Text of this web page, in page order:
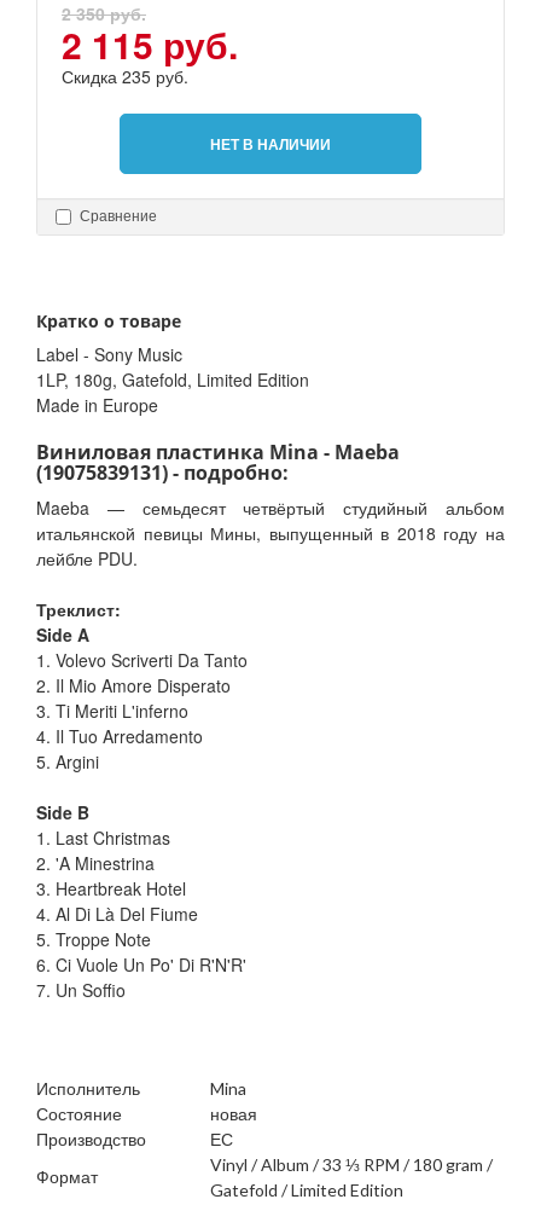
2 350 руб.
2 115 руб.
Скидка 235 руб.
НЕТ В НАЛИЧИИ
Сравнение
Кратко о товаре
Label - Sony Music
1LP, 180g, Gatefold, Limited Edition
Made in Europe
Виниловая пластинка Mina - Maeba
(19075839131) - подробно:
Maeba — семьдесят четвёртый студийный альбом
итальянской певицы Мины, выпущенный в 2018 году на
лейбле PDU.
Треклист:
Side A
1. Volevo Scriverti Da Tanto
2. Il Mio Amore Disperato
3. Ti Meriti L'inferno
4. Il Tuo Arredamento
5. Argini
Side B
1. Last Christmas
2. 'A Minestrina
3. Heartbreak Hotel
4. Al Di Là Del Fiume
5. Troppe Note
6. Ci Vuole Un Po' Di R'N'R'
7. Un Soffio
Исполнитель
Mina
Состояние
новая
Производство
ЕС
Формат
Vinyl / Album / 33 ⅓ RPM / 180 gram /
Gatefold / Limited Edition